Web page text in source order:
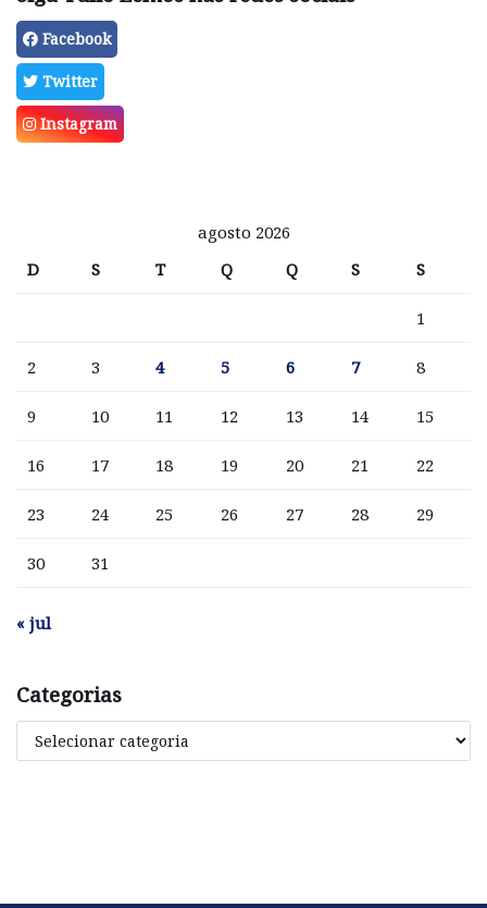
Facebook
Twitter
Instagram
agosto 2026
D
S T Q Q S S
1
2 3 4 5 6 7 8
9 10 11 12 13 14 15
16 17 18 19 20 21 22
23 24 25 26 27 28 29
30 31
« jul
Categorias